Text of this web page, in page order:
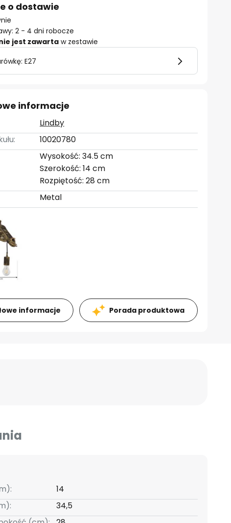
o dostawie
2 - 4 dni robocze
jest zawartaw zestawie
E27
informacje
Lindby
10020780
Wysokość: 34.5 cm
Szerokość: 14 cm
Rozpiętość: 28 cm
Metal
informacje Porada produktowa
14
34,5